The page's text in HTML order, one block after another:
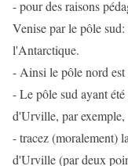
- pour des raisons
Venise par le pôle
l'Antarctique.
- Ainsi le pôle nord est
- Le pôle sud ayant
d'Urville, par exemple,
- tracez (moralement)
d'Urville (par deux